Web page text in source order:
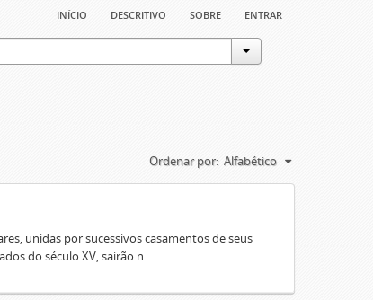
início descritivo sobre entrar
Ordenar por: Alfabético
unidas por sucessivos casamentos de seus
do século XV, sairão n...